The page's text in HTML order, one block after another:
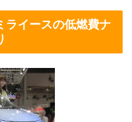
ライースの低燃費ナ